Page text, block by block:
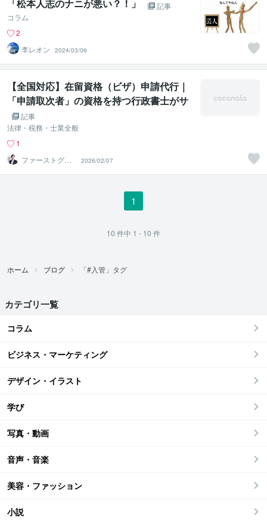
「松本人志のナニが悪い？！」
記事
コラム
2
李レオン
2024/03/06
【全国対応】在留資格（ビザ）申請代行｜
「申請取次者」の資格を持つ行政書士がサ
ポートします
記事
法律・税務・士業全般
1
ファーストグレ
イス行政書士事
務所
2026/02/07
1
10 件中 1 - 10 件
ホーム ブログ 「#入管」タグ
カテゴリ一覧
コラム
ビジネス・マーケティング
デザイン・イラスト
学び
写真・動画
音声・音楽
美容・ファッション
小説